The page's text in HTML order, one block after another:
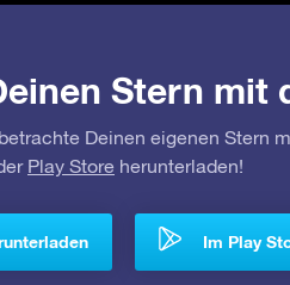
Stern mit
Deinen eigenen Stern
Play Store herunterladen!
Im Play